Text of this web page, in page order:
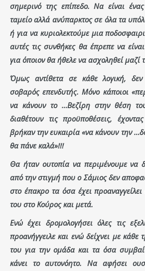
σημερινό της επίπεδο. Να είναι
ταμείο αλλά ανύπαρκτος σε όλα τα
ή για να κυριολεκτούμε μια
αυτές τις συνθήκες θα έπρεπε να
για όποιον θα ήθελε να ασχοληθεί μαζί
Όμως αντίθετα σε κάθε λογική, δεν
σοβαρός επενδυτής. Μόνο κάποιοι
να κάνουν το …Βεζίρη στην θέση
διαθέτουν τις προϋποθέσεις,
βρήκαν την ευκαιρία «να κάνουν την
θα πάνε καλά»!!!
Θα ήταν ουτοπία να περιμένουμε να
από την στιγμή που ο Σάμιος δεν
στο έπακρο τα όσα έχει
του στο Κούρος και μετά.
Ενώ έχει δρομολογήσει όλες τις
προανήγγειλε και ενώ δείχνει με κάθε
του για την ομάδα και τα όσα
κάνει το αυτονόητο. Να αφήσει